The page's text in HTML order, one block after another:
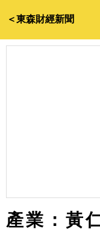
＜東森財經新聞
產業：黃